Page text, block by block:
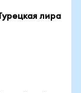
лира